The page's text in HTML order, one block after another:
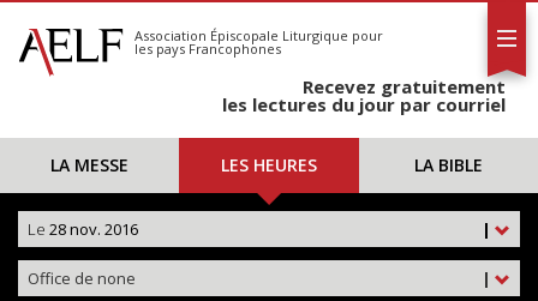
S'abonner
Calendrier
Association Épiscopale Liturgique pour
les pays Francophones
Recevez gratuitement
les lectures du jour par courriel
LA MESSE LES HEURES LA BIBLE
|
Le 28 nov. 2016
|
Office de none